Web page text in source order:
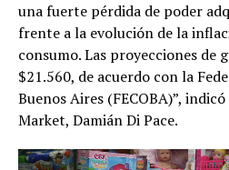
una fuerte pérdida de poder
frente a la evolución de la
consumo. Las proyecciones de
$21.560, de acuerdo con la
Buenos Aires (FECOBA)”,
Market, Damián Di Pace.